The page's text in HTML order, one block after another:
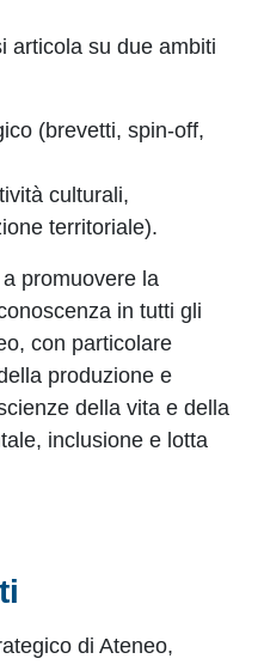
articola su due ambiti
(brevetti, spin-off,
culturali,
territoriale).
promuovere la
in tutti gli
con particolare
produzione e
della vita e della
inclusione e lotta
di Ateneo,